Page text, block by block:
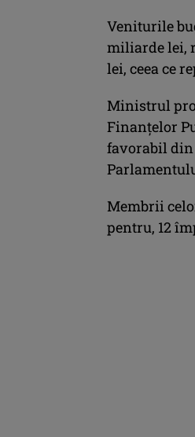
Veniturile
miliarde lei,
lei, ceea ce
Ministrul
Finanţelor
favorabil din
Membrii
pentru, 12